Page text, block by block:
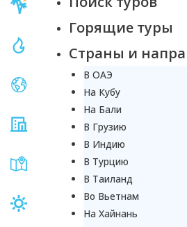
Горящие туры
Страны и
В ОАЭ
На Кубу
На Бали
В Грузию
В Индию
В Турцию
В Таиланд
Во Вьетнам
На Хайнань